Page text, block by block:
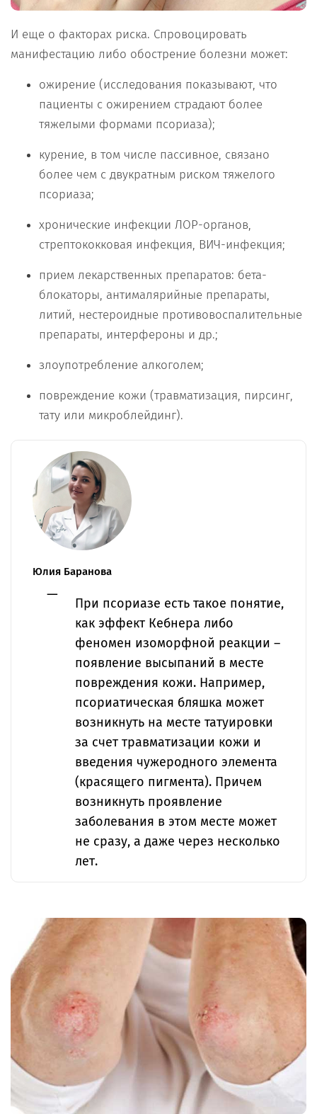
И еще о факторах риска. Спровоцировать
манифестацию либо обострение болезни может:
ожирение (исследования показывают, что
пациенты с ожирением страдают более
тяжелыми формами псориаза);
курение, в том числе пассивное, связано
более чем с двукратным риском тяжелого
псориаза;
хронические инфекции ЛОР-органов,
стрептококковая инфекция, ВИЧ-инфекция;
прием лекарственных препаратов: бета-
блокаторы, антималярийные препараты,
литий, нестероидные противовоспалительные
препараты, интерфероны и др.;
злоупотребление алкоголем;
повреждение кожи (травматизация, пирсинг,
тату или микроблейдинг).
Юлия Баранова
При псориазе есть такое понятие,
как эффект Кебнера либо
феномен изоморфной реакции –
появление высыпаний в месте
повреждения кожи. Например,
псориатическая бляшка может
возникнуть на месте татуировки
за счет травматизации кожи и
введения чужеродного элемента
(красящего пигмента). Причем
возникнуть проявление
заболевания в этом месте может
не сразу, а даже через несколько
лет.